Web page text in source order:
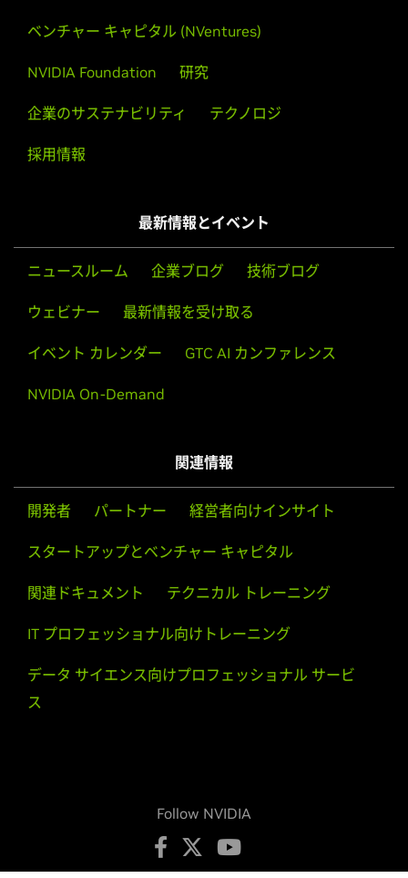
ベンチャー キャピタル (NVentures)
NVIDIA Foundation 研究
企業のサステナビリティ テクノロジ
採用情報
最新情報とイベント
ニュースルーム 企業ブログ 技術ブログ
ウェビナー 最新情報を受け取る
イベント カレンダー GTC AI カンファレンス
NVIDIA On-Demand
関連情報
開発者 パートナー 経営者向けインサイト
スタートアップとベンチャー キャピタル
関連ドキュメント テクニカル トレーニング
IT プロフェッショナル向けトレーニング
データ サイエンス向けプロフェッショナル サービ
ス
Follow NVIDIA